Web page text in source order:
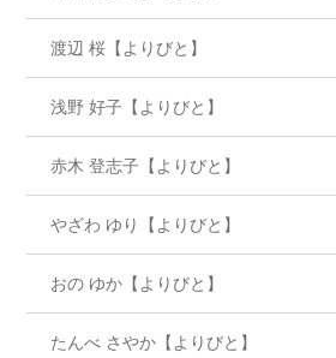
渡辺 桜【よりびと】
浅野 好子【よりびと】
赤木 登志子【よりびと】
やざわ ゆり【よりびと】
おの ゆか【よりびと】
たんべ さやか【よりびと】